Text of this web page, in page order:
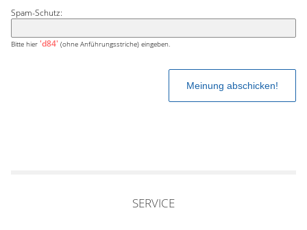
Spam-Schutz:
Bitte hier 'd84' (ohne Anführungsstriche) eingeben.
SERVICE